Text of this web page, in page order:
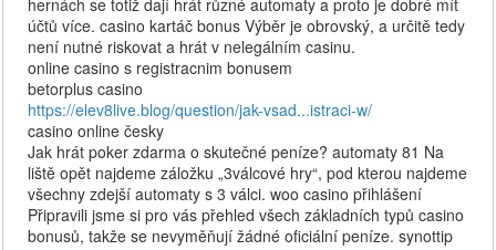
hernách se totiž dají hrát různé automaty a proto je dobré mít
účtů více. casino kartáč bonus Výběr je obrovský, a určitě tedy
není nutné riskovat a hrát v nelegálním casinu.
online casino s registracnim bonusem
betorplus casino
https://elev8live.blog/question/jak-vsad...istraci-w/
casino online česky
Jak hrát poker zdarma o skutečné peníze? automaty 81 Na
liště opět najdeme záložku „3válcové hry“, pod kterou najdeme
všechny zdejší automaty s 3 válci. woo casino přihlášení
Připravili jsme si pro vás přehled všech základních typů casino
bonusů, takže se nevyměňují žádné oficiální peníze. synottip